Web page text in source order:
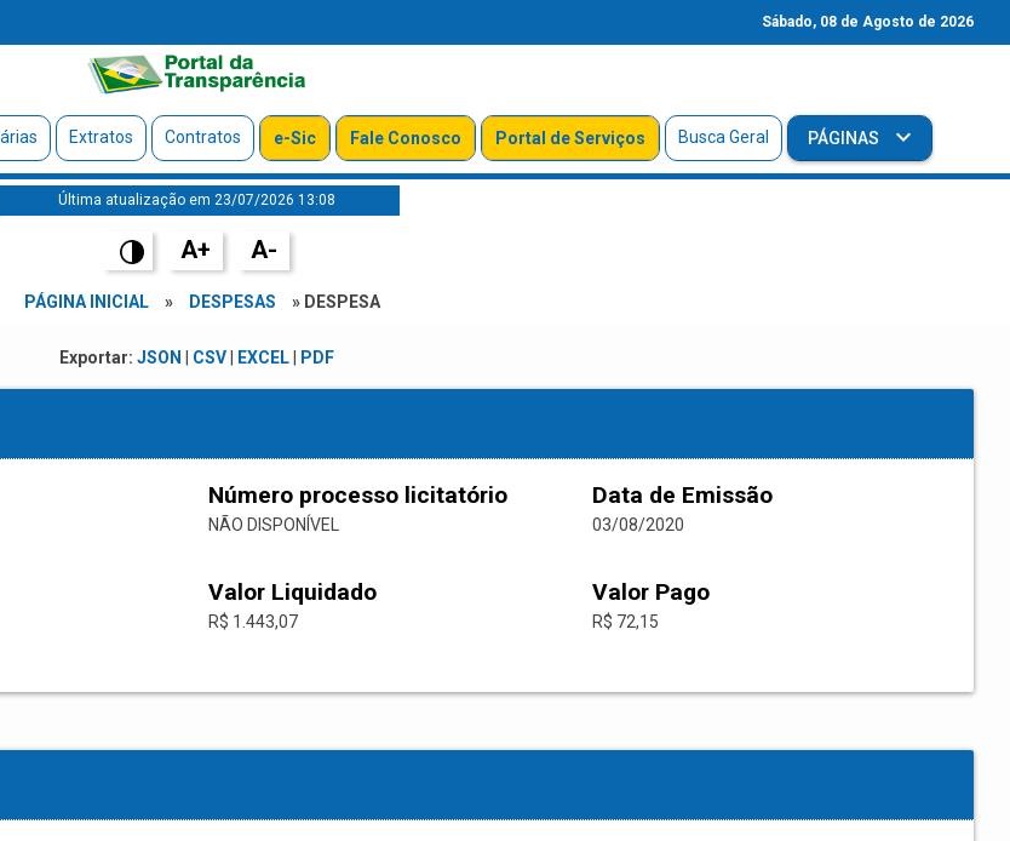
Sábado, 08 de Agosto de 2026
Extratos Contratos e-Sic Fale Conosco Portal de Serviços Busca Geral PÁGINAS
Última atualização em 23/07/2026 13:08
A+ A-
PÁGINA INICIAL » DESPESAS » DESPESA
Exportar: JSON CSV| EXCEL| PDF
Número processo licitatório
NÃO DISPONÍVEL
Data de Emissão
03/08/2020
Valor Liquidado
R$ 1.443,07
Valor Pago
R$ 72,15